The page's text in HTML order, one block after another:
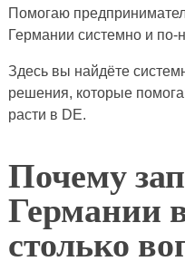
Помогаю
Германии системно и по-
Здесь вы найдёте
решения, которые
расти в DE.
Почему
Германии
столько